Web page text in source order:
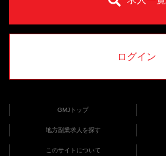
ログイン
GMJトップ
地方副業求人を探す
このサイトについて